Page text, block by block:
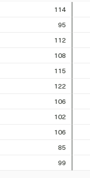
114
95
112
108
115
122
106
102
106
85
99